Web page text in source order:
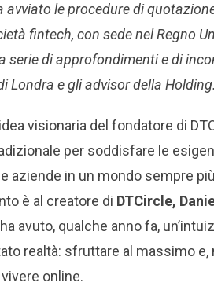
avviato le procedure di
fintech, con sede nel Regno
serie di approfondimenti e di
Londra e gli advisor della Holding.
visionaria del fondatore di
per soddisfare le
aziende in un mondo sempre
è al creatore di DTCircle,
avuto, qualche anno fa,
realtà: sfruttare al massimo e,
online.